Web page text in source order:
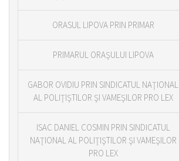
ORASUL LIPOVA PRIN PRIMAR
PRIMARUL ORAŞULUI LIPOVA
GABOR OVIDIU PRIN SINDICATUL NAŢIONAL
AL POLIŢIŞTILOR ŞI VAMEŞILOR PRO LEX
ISAC DANIEL COSMIN PRIN SINDICATUL
NAŢIONAL AL POLIŢIŞTILOR ŞI VAMEŞILOR
PRO LEX